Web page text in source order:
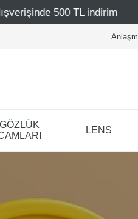
TL indirim
GÖZLÜK
LENS